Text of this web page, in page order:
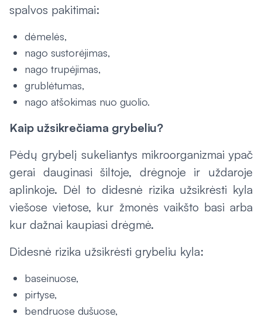
spalvos pakitimai:
dėmelės,
nago sustorėjimas,
nago trupėjimas,
grublėtumas,
nago atšokimas nuo guolio.
Kaip užsikrečiama grybeliu?
Pėdų grybelį sukeliantys mikroorganizmai ypač
gerai dauginasi šiltoje, drėgnoje ir uždaroje
aplinkoje. Dėl to didesnė rizika užsikrėsti kyla
viešose vietose, kur žmonės vaikšto basi arba
kur dažnai kaupiasi drėgmė.
Didesnė rizika užsikrėsti grybeliu kyla:
baseinuose,
pirtyse,
bendruose dušuose,